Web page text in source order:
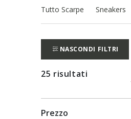
Tutto Scarpe Sneakers
NASCONDI FILTRI
25 risultati
Prezzo